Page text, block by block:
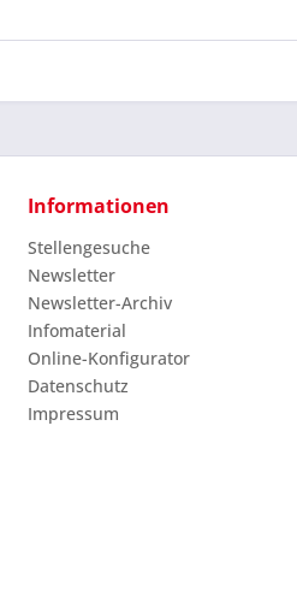
Informationen
Stellengesuche
Newsletter
Newsletter-Archiv
Infomaterial
Online-Konfigurator
Datenschutz
Impressum